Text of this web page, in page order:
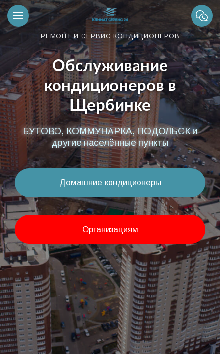
РЕМОНТ И СЕРВИС КОНДИЦИОНЕРОВ
Обслуживание
кондиционеров в
Щербинке
БУТОВО, КОММУНАРКА, ПОДОЛЬСК и
другие населённые пункты
Домашние кондиционеры
Организациям